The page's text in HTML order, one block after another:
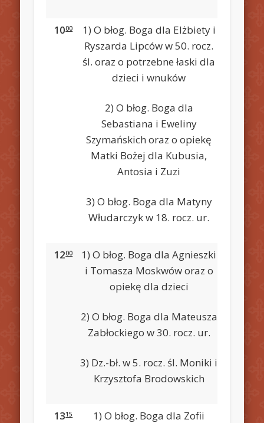
1000
1) O błog. Boga dla Elżbiety i
Ryszarda Lipców w 50. rocz.
śl. oraz o potrzebne łaski dla
dzieci i wnuków
2) O błog. Boga dla
Sebastiana i Eweliny
Szymańskich oraz o opiekę
Matki Bożej dla Kubusia,
Antosia i Zuzi
3) O błog. Boga dla Matyny
Włudarczyk w 18. rocz. ur.
1200
1) O błog. Boga dla Agnieszki
i Tomasza Moskwów oraz o
opiekę dla dzieci
2) O błog. Boga dla Mateusza
Zabłockiego w 30. rocz. ur.
3) Dz.-bł. w 5. rocz. śl. Moniki i
Krzysztofa Brodowskich
1315
1) O błog. Boga dla Zofii